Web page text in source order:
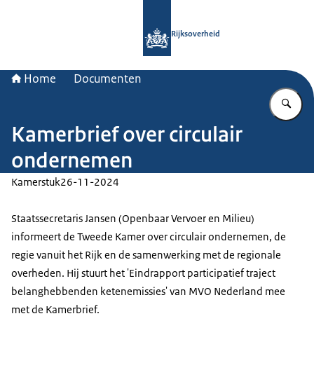
Rijksoverheid
Home Documenten
Kamerbrief over circulair
ondernemen
Kamerstuk26-11-2024
Staatssecretaris Jansen (Openbaar Vervoer en Milieu)
informeert de Tweede Kamer over circulair ondernemen, de
regie vanuit het Rijk en de samenwerking met de regionale
overheden. Hij stuurt het 'Eindrapport participatief traject
belanghebbenden ketenemissies' van MVO Nederland mee
met de Kamerbrief.